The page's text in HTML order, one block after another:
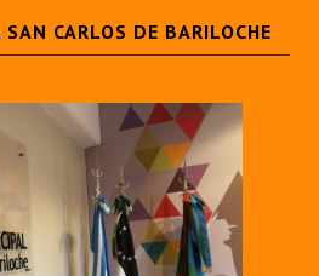
CARLOS DE BARILOCHE